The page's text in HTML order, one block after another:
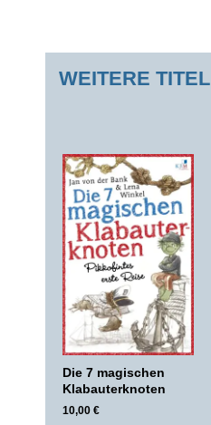
WEITERE TITEL
Die 7 magischen
Klabauterknoten
10,00 €